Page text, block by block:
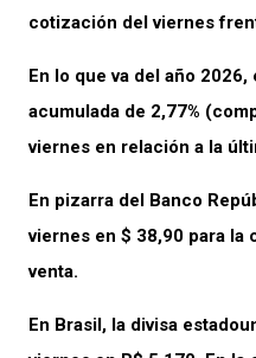
cotización del viernes
En lo que va del año
acumulada de 2,77%
viernes en relación a la
En pizarra del Banco
viernes en $ 38,90 para la
venta.
En Brasil, la divisa